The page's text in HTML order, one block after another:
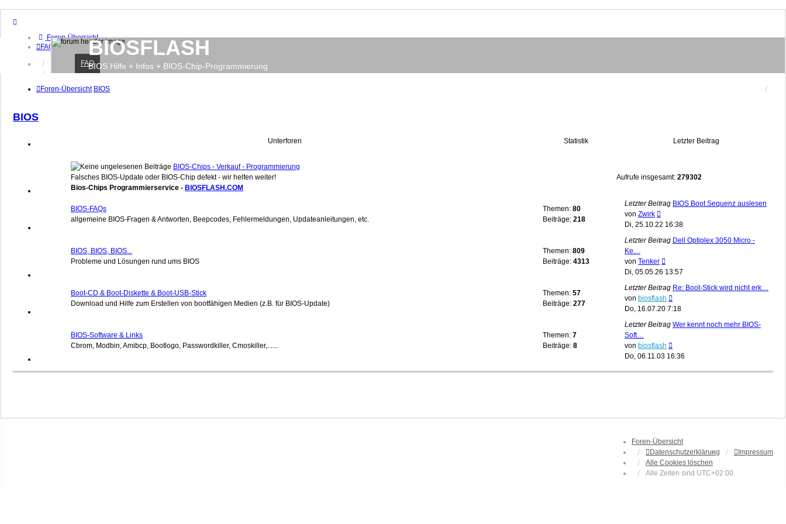
Foren-Übersicht
FAQ
Anmelden
Registrieren
BIOSFLASH
BIOS Hilfe + Infos + BIOS-Chip-Programmierung
FAQ
Foren-Übersicht BIOS
BIOS
Unterforen Statistik Letzter Beitrag
BIOS-Chips - Verkauf - Programmierung
Falsches BIOS-Update oder BIOS-Chip defekt - wir helfen weiter!
Bios-Chips Programmierservice - BIOSFLASH.COM
Aufrufe insgesamt: 279302
BIOS-FAQs
allgemeine BIOS-Fragen & Antworten, Beepcodes, Fehlermeldungen, Updateanleitungen, etc.
Themen: 80
Beiträge: 218
Letzter Beitrag BIOS Boot Sequenz auslesen
von Zwirk
Beitrag
Di, 25.10.22 16:38
BIOS, BIOS, BIOS...
Probleme und Lösungen rund ums BIOS
Themen: 809
Beiträge: 4313
Letzter Beitrag Dell Optiplex 3050 Micro -
Ke…
von Tenker
Beitrag
Di, 05.05.26 13:57
Boot-CD & Boot-Diskette & Boot-USB-Stick
Download und Hilfe zum Erstellen von bootfähigen Medien (z.B. für BIOS-Update)
Themen: 57
Beiträge: 277
Letzter Beitrag Re: Boot-Stick wird nicht erk…
von biosflash
Beitrag
Do, 16.07.20 7:18
BIOS-Software & Links
Cbrom, Modbin, Amibcp, Bootlogo, Passwordkiller, Cmoskiller,......
Themen: 7
Beiträge: 8
Letzter Beitrag Wer kennt noch mehr BIOS-
Soft…
von biosflash
Beitrag
Do, 06.11.03 16:36
Foren-Übersicht
Datenschutzerklärung
Impressum
Alle Cookies löschen
Alle Zeiten sind UTC+02:00